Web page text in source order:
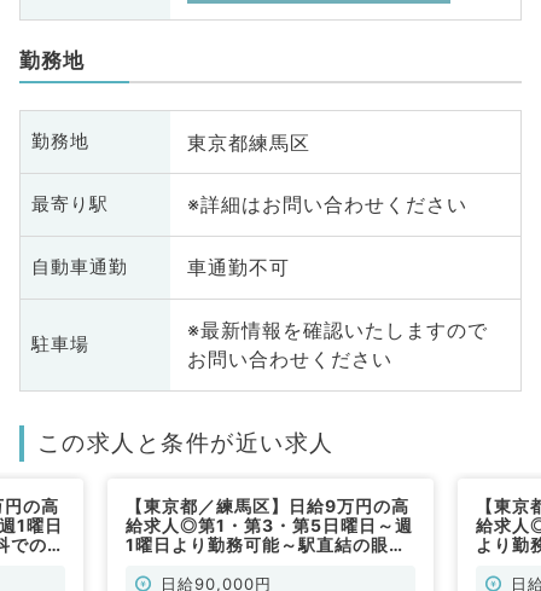
勤務地
勤務地 東京都練馬区
最寄り駅 ※詳細はお問い合わせください
自動車通勤 車通勤不可
駐車場
※最新情報を確認いたしますので
お問い合わせください
この求人と条件が近い求人
の高
1曜日
でのお
【東京都／練馬区】日給9万円の高
給求人◎第1・第3・第5日曜日～週
1曜日より勤務可能～駅直結の眼科
日給90,000円
【東
給求人
より勤
日